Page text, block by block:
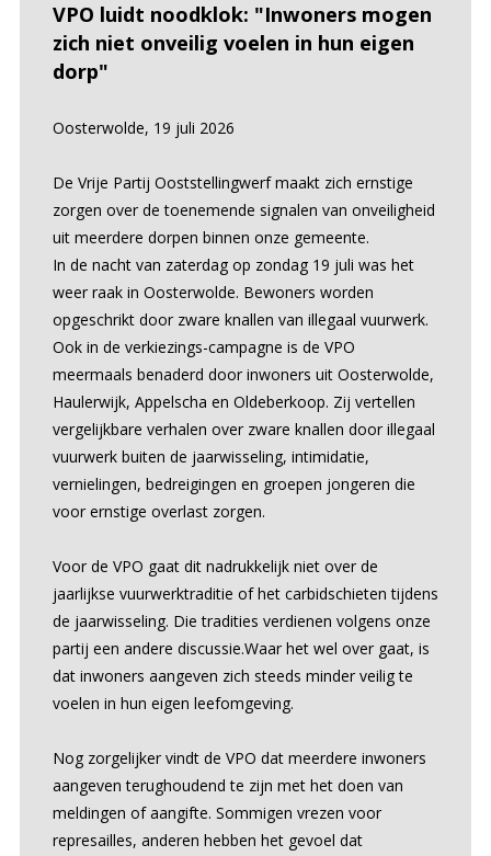
VPO luidt noodklok: "Inwoners mogen
zich niet onveilig voelen in hun eigen
dorp"
Oosterwolde, 19 juli 2026
De Vrije Partij Ooststellingwerf maakt zich ernstige
zorgen over de toenemende signalen van onveiligheid
uit meerdere dorpen binnen onze gemeente.
In de nacht van zaterdag op zondag 19 juli was het
weer raak in Oosterwolde. Bewoners worden
opgeschrikt door zware knallen van illegaal vuurwerk.
Ook in de verkiezings-campagne is de VPO
meermaals benaderd door inwoners uit Oosterwolde,
Haulerwijk, Appelscha en Oldeberkoop. Zij vertellen
vergelijkbare verhalen over zware knallen door illegaal
vuurwerk buiten de jaarwisseling, intimidatie,
vernielingen, bedreigingen en groepen jongeren die
voor ernstige overlast zorgen.
Voor de VPO gaat dit nadrukkelijk niet over de
jaarlijkse vuurwerktraditie of het carbidschieten tijdens
de jaarwisseling. Die tradities verdienen volgens onze
partij een andere discussie.Waar het wel over gaat, is
dat inwoners aangeven zich steeds minder veilig te
voelen in hun eigen leefomgeving.
Nog zorgelijker vindt de VPO dat meerdere inwoners
aangeven terughoudend te zijn met het doen van
meldingen of aangifte. Sommigen vrezen voor
represailles, anderen hebben het gevoel dat